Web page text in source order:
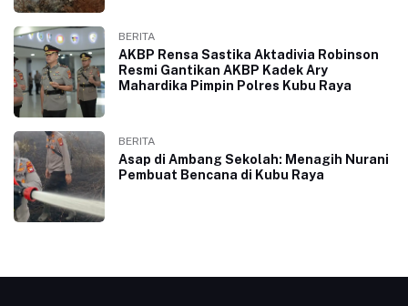
BERITA
AKBP Rensa Sastika Aktadivia Robinson
Resmi Gantikan AKBP Kadek Ary
Mahardika Pimpin Polres Kubu Raya
BERITA
Asap di Ambang Sekolah: Menagih Nurani
Pembuat Bencana di Kubu Raya